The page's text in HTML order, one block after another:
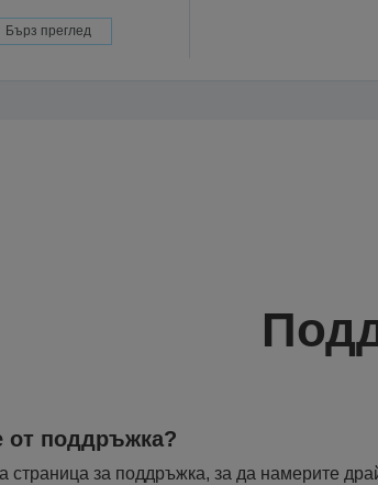
Бърз преглед
от поддръжка?
страница за поддръжка, за да намерите